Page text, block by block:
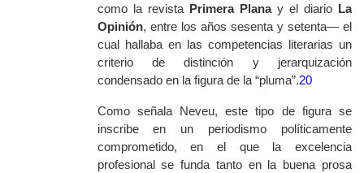
como la revista Primera Planay el diario La
Opinión, entre los años sesenta y setenta— el
cual hallaba en las competencias literarias un
criterio de distinción y jerarquización
condensado en la figura de la “pluma”.20
Como señala Neveu, este tipo de figura se
inscribe en un periodismo políticamente
comprometido, en el que la excelencia
profesional se funda tanto en la buena prosa